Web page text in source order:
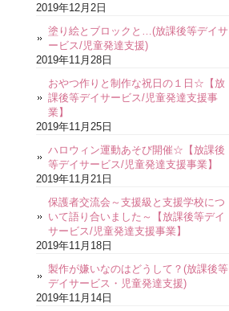
2019年12月2日
塗り絵とブロックと…(放課後等デイサ
ービス/児童発達支援)
2019年11月28日
おやつ作りと制作な祝日の１日☆【放
課後等デイサービス/児童発達支援事
業】
2019年11月25日
ハロウィン運動あそび開催☆【放課後
等デイサービス/児童発達支援事業】
2019年11月21日
保護者交流会～支援級と支援学校につ
いて語り合いました～【放課後等デイ
サービス/児童発達支援事業】
2019年11月18日
製作が嫌いなのはどうして？(放課後等
デイサービス・児童発達支援)
2019年11月14日